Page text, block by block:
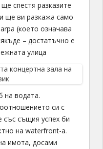
спестя разказите
ще ви разкажа само
(което означава
– достатъчно е
улица
на водата.
си с
със същия успех би
на waterfront-а.
имота, досами